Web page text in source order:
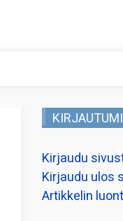
Kirjaudu
Kirjaudu ulos
Artikkelin